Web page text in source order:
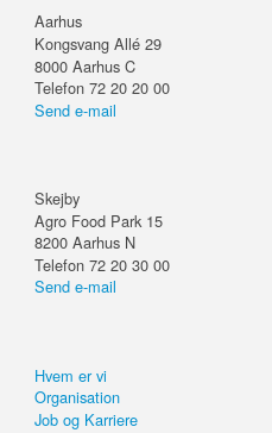
Aarhus
Kongsvang Allé 29
8000 Aarhus C
Telefon 72 20 20 00
Send e-mail
Skejby
Agro Food Park 15
8200 Aarhus N
Telefon 72 20 30 00
Send e-mail
Hvem er vi
Organisation
Job og Karriere